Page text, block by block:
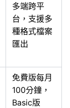
多端跨平
台，支援多
種格式檔案
匯出
免費版每月
100分鐘，
Basic版